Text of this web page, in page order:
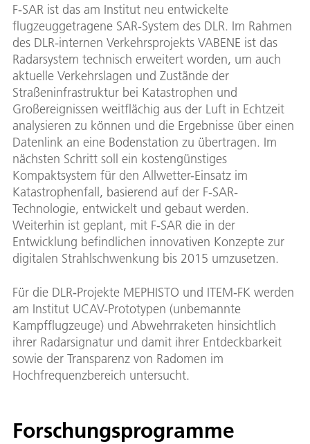
F-SAR ist das am Institut neu entwickelte
flugzeuggetragene SAR-System des DLR. Im Rahmen
des DLR-internen Verkehrsprojekts VABENE ist das
Radarsystem technisch erweitert worden, um auch
aktuelle Verkehrslagen und Zustände der
Straßeninfrastruktur bei Katastrophen und
Großereignissen weitflächig aus der Luft in Echtzeit
analysieren zu können und die Ergebnisse über einen
Datenlink an eine Bodenstation zu übertragen. Im
nächsten Schritt soll ein kostengünstiges
Kompaktsystem für den Allwetter-Einsatz im
Katastrophenfall, basierend auf der F-SAR-
Technologie, entwickelt und gebaut werden.
Weiterhin ist geplant, mit F-SAR die in der
Entwicklung befindlichen innovativen Konzepte zur
digitalen Strahlschwenkung bis 2015 umzusetzen.
Für die DLR-Projekte MEPHISTO und ITEM-FK werden
am Institut UCAV-Prototypen (unbemannte
Kampfflugzeuge) und Abwehrraketen hinsichtlich
ihrer Radarsignatur und damit ihrer Entdeckbarkeit
sowie der Transparenz von Radomen im
Hochfrequenzbereich untersucht.
Forschungsprogramme